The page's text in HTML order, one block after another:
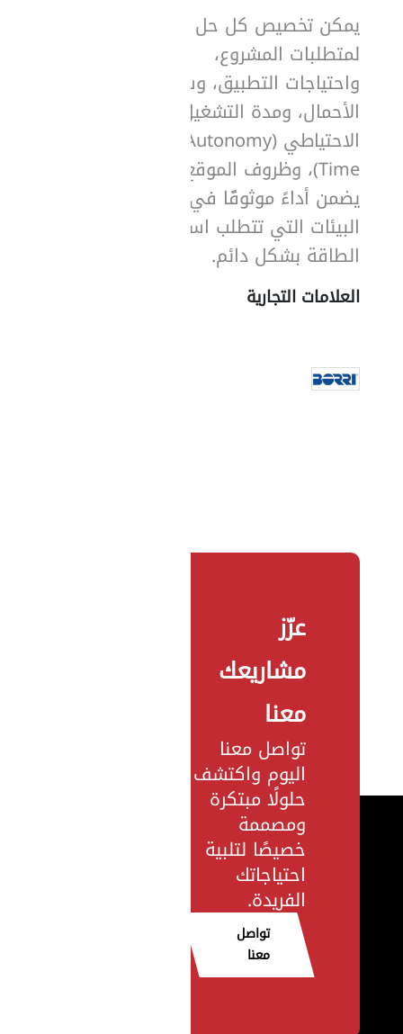
يمكن تخصيص كل حل وفقًا
لمتطلبات المشروع،
واحتياجات التطبيق، وسعة
الأحمال، ومدة التشغيل
الاحتياطي (Autonomy
Time)، وظروف الموقع، مما
يضمن أداءً موثوقًا في
البيئات التي تتطلب استمرارية
الطاقة بشكل دائم.
العلامات التجارية
عزّز
مشاريعك
معنا
تواصل معنا
اليوم واكتشف
حلولًا مبتكرة
ومصممة
خصيصًا لتلبية
احتياجاتك
الفريدة.
تواصل
معنا